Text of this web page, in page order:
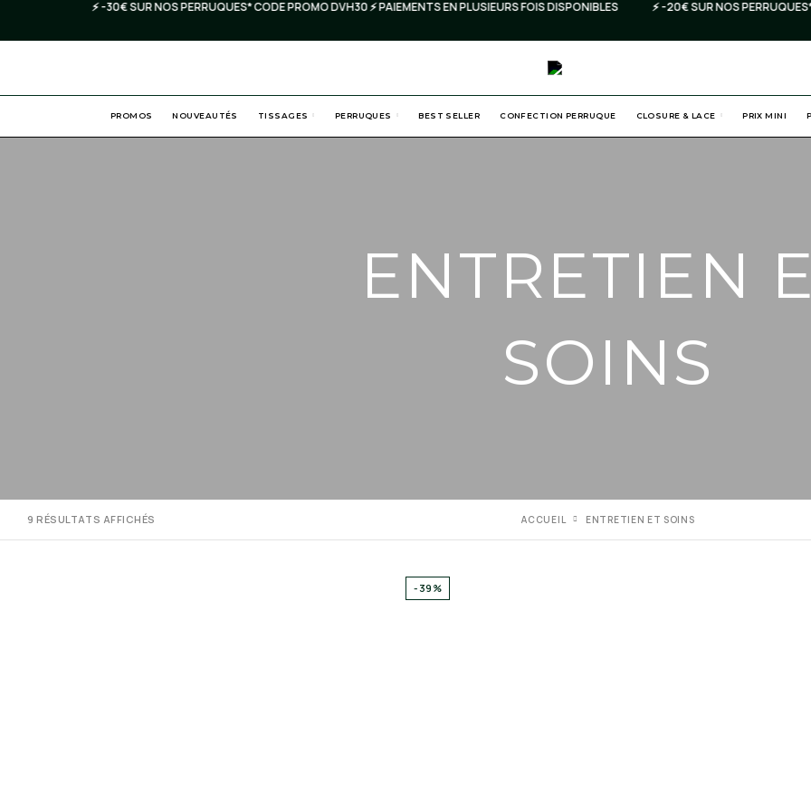
⚡️ -30€ SUR NOS PERRUQUES* CODE PROMO DVH30 ⚡️ PAIEMENTS EN PLUSIEURS FOIS DISPONIBLES ⚡️ -20€ SUR NOS PERRUQUES*
PROMOS NOUVEAUTÉS TISSAGES PERRUQUES BEST SELLER CONFECTION PERRUQUE CLOSURE & LACE PRIX MINI
9 RÉSULTATS AFFICHÉS ACCUEIL ENTRETIEN ET SOINS
ENTRETIEN
SOINS
-39%